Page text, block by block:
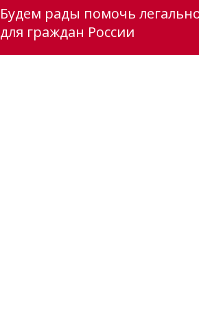
Будем рады помочь
для граждан России